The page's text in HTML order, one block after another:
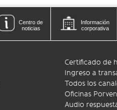
Centro de
noticias
Información
corporativa
Certificado de
Ingreso a
Todos los
Oficinas
Audio